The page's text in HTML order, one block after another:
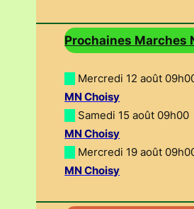
Prochaines Marches
Mercredi 12 août
MN Choisy
Samedi 15 août 09h00
MN Choisy
Mercredi 19 août
MN Choisy